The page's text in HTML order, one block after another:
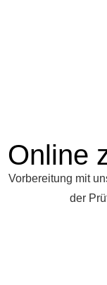
Online
Vorbereitung mit
der